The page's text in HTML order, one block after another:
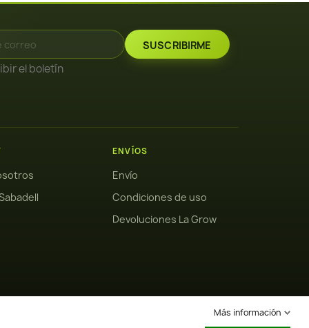
el boletín
ENVÍOS
Envío
Condiciones de uso
Devoluciones La Grow
Más información